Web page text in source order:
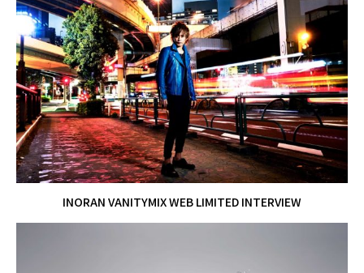
INORAN VANITYMIX WEB LIMITED INTERVIEW